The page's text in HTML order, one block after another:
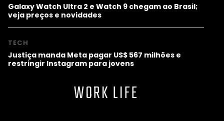
Galaxy Watch Ultra 2 e Watch 9 chegam ao Brasil;
veja preços e novidades
TECH
Justiça manda Meta pagar US$ 567 milhões e
restringir Instagram para jovens
WORK LIFE